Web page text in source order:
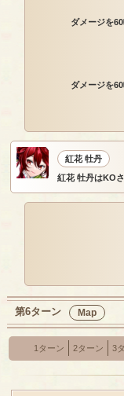
ダメージを
ダメージを
紅花 牡丹
紅花 牡丹はKO
第6ターン Map
1ターン 2ターン 3